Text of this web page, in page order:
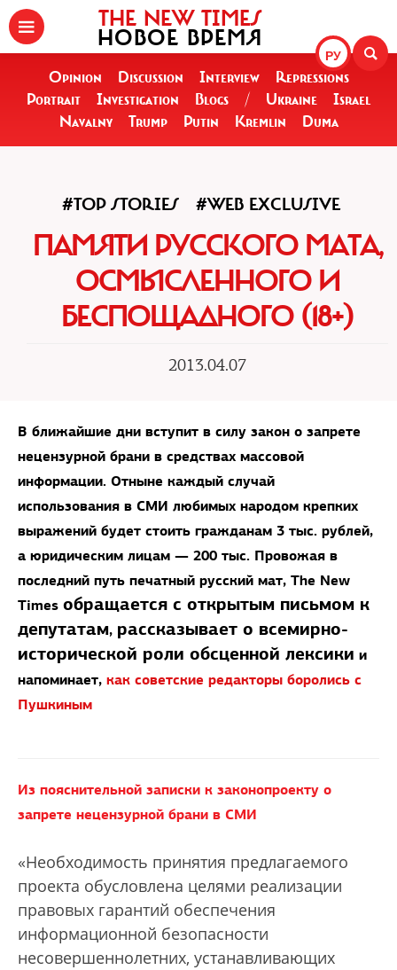
РУ
THE NEW TIMES
НОВОЕ ВРЕМЯ
Opinion Discussion Interview
Repressions
Portrait
Investigation Blogs / Ukraine
Israel
Navalny
Trump Putin Kremlin Duma
#TOP STORIES #WEB EXCLUSIVE
ПАМЯТИ РУССКОГО МАТА,
ОСМЫСЛЕННОГО И
БЕСПОЩАДНОГО (18+)
2013.04.07
В ближайшие дни вступит в силу закон о запрете
нецензурной брани в средствах массовой
информации. Отныне каждый случай
использования в СМИ любимых народом крепких
выражений будет стоить гражданам 3 тыс. рублей,
а юридическим лицам — 200 тыс. Провожая в
последний путь печатный русский мат, The New
Times обращается с открытым письмом к
депутатам, рассказывает о всемирно-
исторической роли обсценной лексики и
напоминает, как советские редакторы боролись с
Пушкиным
Из пояснительной записки к законопроекту о
запрете нецензурной брани в СМИ
«Необходимость принятия предлагаемого
проекта обусловлена целями реализации
правовых гарантий обеспечения
информационной безопасности
несовершеннолетних, устанавливающих